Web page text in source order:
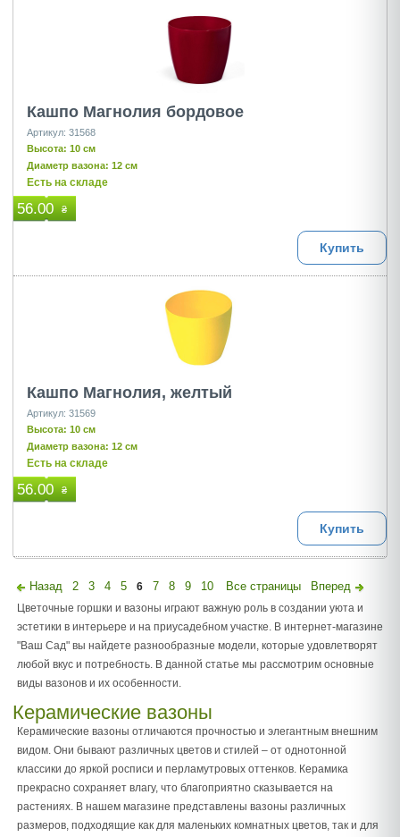
Кашпо Магнолия бордовое
Артикул: 31568
Высота: 10 см
Диаметр вазона: 12 см
Есть на складе
56.00 ₴
Купить
Кашпо Магнолия, желтый
Артикул: 31569
Высота: 10 см
Диаметр вазона: 12 см
Есть на складе
56.00 ₴
Купить
Назад 2 3 4 5 6 7 8 9 10 Все страницы Вперед
Цветочные горшки и вазоны играют важную роль в создании уюта и
эстетики в интерьере и на приусадебном участке. В интернет-магазине
"Ваш Сад" вы найдете разнообразные модели, которые удовлетворят
любой вкус и потребность. В данной статье мы рассмотрим основные
виды вазонов и их особенности.
Керамические вазоны
Керамические вазоны отличаются прочностью и элегантным внешним
видом. Они бывают различных цветов и стилей – от однотонной
классики до яркой росписи и перламутровых оттенков. Керамика
прекрасно сохраняет влагу, что благоприятно сказывается на
растениях. В нашем магазине представлены вазоны различных
размеров, подходящие как для маленьких комнатных цветов, так и для